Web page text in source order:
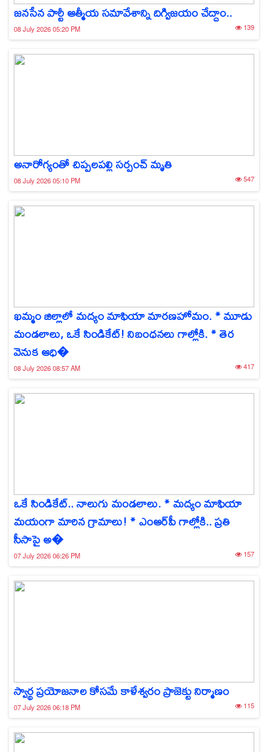
జనసేన పార్టీ ఆత్మీయ సమావేశాన్ని దిగ్విజయం చేద్దాం..
08 July 2026 05:20 PM 139
అనారోగ్యంతో చిప్పలపల్లి సర్పంచ్‌ మృతి
08 July 2026 05:10 PM 547
ఖమ్మం జిల్లాలో మద్యం మాఫియా మారణహోమం. * మూడు
మండలాలు, ఒకే సిండికేట్! నిబంధనలు గాల్లోకి. * తెర
వెనుక ఆధి�
08 July 2026 08:57 AM 417
ఒకే సిండికేట్.. నాలుగు మండలాలు. * మద్యం మాఫియా
మయంగా మారిన గ్రామాలు! * ఎంఆర్‌పీ గాల్లోకి.. ప్రతి
సీసాపై అ�
07 July 2026 06:26 PM 157
స్వార్థ ప్రయోజనాల కోసమే కాళేశ్వరం ప్రాజెక్టు నిర్మాణం
07 July 2026 06:18 PM 115